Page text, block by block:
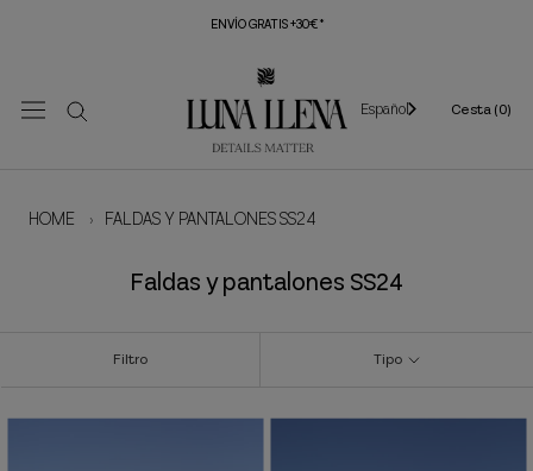
ENVÍO GRATIS +30€*
Español Cesta (0)
HOME › FALDAS Y PANTALONES SS24
Faldas y pantalones SS24
Filtro Tipo